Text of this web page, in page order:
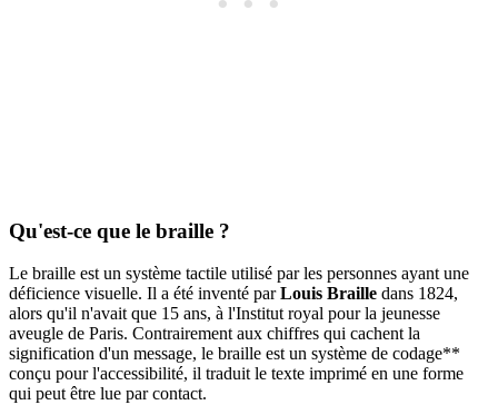
Qu'est-ce que le braille ?
Le braille est un système tactile utilisé par les personnes ayant une
déficience visuelle. Il a été inventé parLouis Braille dans 1824,
alors qu'il n'avait que 15 ans, à l'Institut royal pour la jeunesse
aveugle de Paris. Contrairement aux chiffres qui cachent la
signification d'un message, le braille est un système de codage**
conçu pour l'accessibilité, il traduit le texte imprimé en une forme
qui peut être lue par contact.